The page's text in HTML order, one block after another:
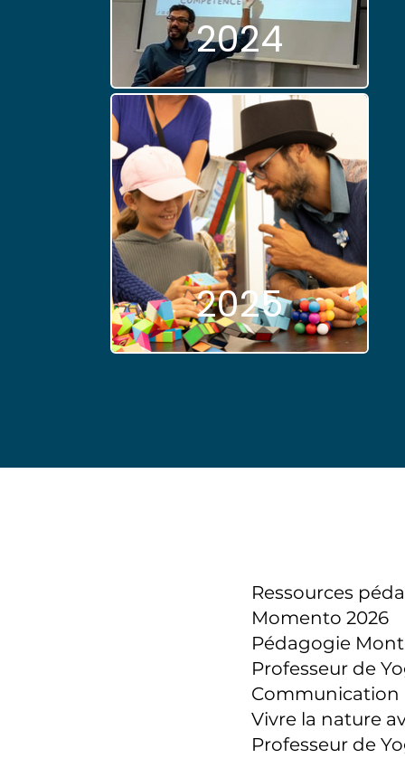
2024
2025
​Ressources
Momento 2026
Pédagogie
Professeur de
Communication
Vivre la nature
Professeur de